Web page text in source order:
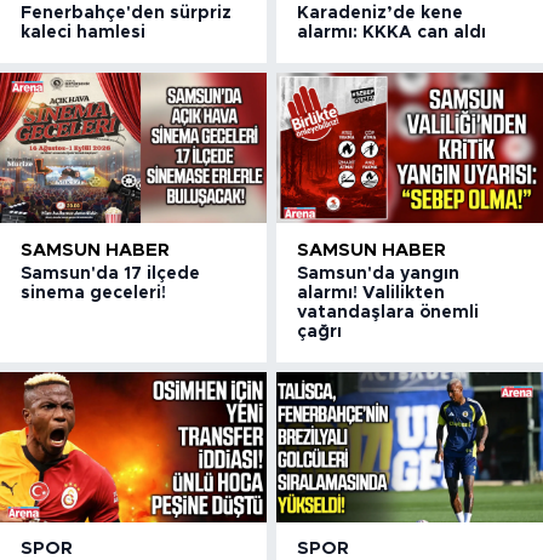
Fenerbahçe'den sürpriz
kaleci hamlesi
Karadeniz’de kene
alarmı: KKKA can aldı
SAMSUN HABER
Samsun'da 17 ilçede
sinema geceleri!
SAMSUN HABER
Samsun'da yangın
alarmı! Valilikten
vatandaşlara önemli
çağrı
SPOR SPOR